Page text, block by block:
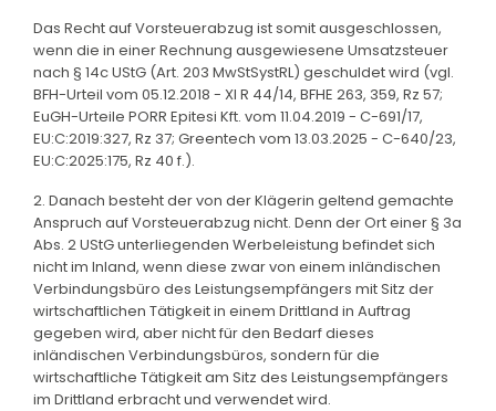
Das Recht auf Vorsteuerabzug ist somit ausgeschlossen,
wenn die in einer Rechnung ausgewiesene Umsatzsteuer
nach § 14c UStG (Art. 203 MwStSystRL) geschuldet wird (vgl.
BFH-Urteil vom 05.12.2018 - XI R 44/14, BFHE 263, 359, Rz 57;
EuGH-Urteile PORR Epitesi Kft. vom 11.04.2019 - C-691/17,
EU:C:2019:327, Rz 37; Greentech vom 13.03.2025 - C-640/23,
EU:C:2025:175, Rz 40 f.).
2. Danach besteht der von der Klägerin geltend gemachte
Anspruch auf Vorsteuerabzug nicht. Denn der Ort einer § 3a
Abs. 2 UStG unterliegenden Werbeleistung befindet sich
nicht im Inland, wenn diese zwar von einem inländischen
Verbindungsbüro des Leistungsempfängers mit Sitz der
wirtschaftlichen Tätigkeit in einem Drittland in Auftrag
gegeben wird, aber nicht für den Bedarf dieses
inländischen Verbindungsbüros, sondern für die
wirtschaftliche Tätigkeit am Sitz des Leistungsempfängers
im Drittland erbracht und verwendet wird.